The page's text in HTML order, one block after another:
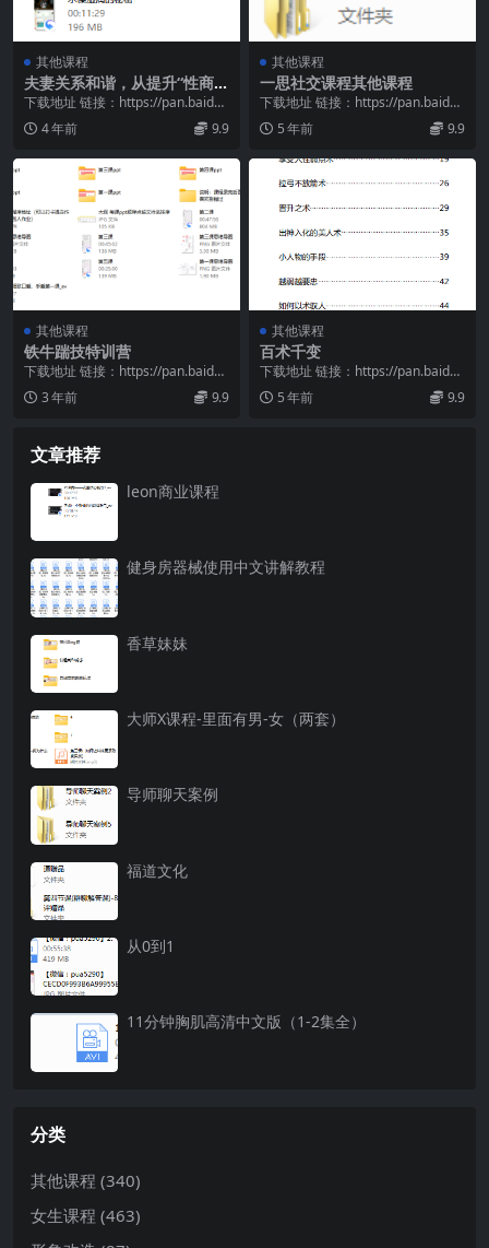
其他课程
夫妻关系和谐，从提升“性商”
开始
下载地址 链接：https://pan.baidu.
com/s/12rpd50R...
4 年前 9.9
其他课程
一思社交课程其他课程
下载地址 链接：https://pan.baidu.
com/s/15g21dcC...
5 年前 9.9
其他课程
铁牛踹技特训营
下载地址 链接：https://pan.baidu.
com/s/1yy551xP...
3 年前 9.9
其他课程
百术千变
下载地址 链接：https://pan.baidu.
com/s/1yFDOc-M...
5 年前 9.9
文章推荐
leon商业课程
健身房器械使用中文讲解教程
香草妹妹
大师X课程-里面有男-女（两套）
导师聊天案例
福道文化
从0到1
11分钟胸肌高清中文版（1-2集全）
分类
其他课程 (340)
女生课程 (463)